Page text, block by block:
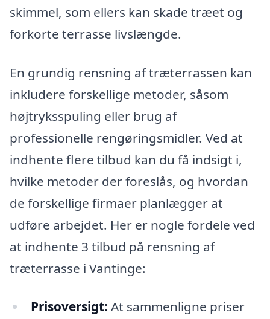
skimmel, som ellers kan skade træet og
forkorte terrasse livslængde.
En grundig rensning af træterrassen kan
inkludere forskellige metoder, såsom
højtryksspuling eller brug af
professionelle rengøringsmidler. Ved at
indhente flere tilbud kan du få indsigt i,
hvilke metoder der foreslås, og hvordan
de forskellige firmaer planlægger at
udføre arbejdet. Her er nogle fordele ved
at indhente 3 tilbud på rensning af
træterrasse i Vantinge:
Prisoversigt: At sammenligne priser